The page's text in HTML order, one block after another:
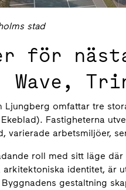
stad
för
Wave,
omfattar tre
Fastigheterna
varierade arbetsmiljöer,
roll med sitt läge
arkitektoniska identitet, är
gestaltning